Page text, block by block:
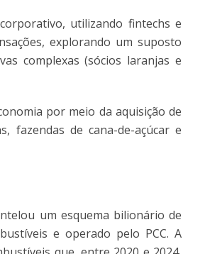
utilizando fintechs e
explorando um suposto
complexas (sócios laranjas e
por meio da aquisição de
fazendas de cana-de-açúcar e
um esquema bilionário de
e operado pelo PCC. A